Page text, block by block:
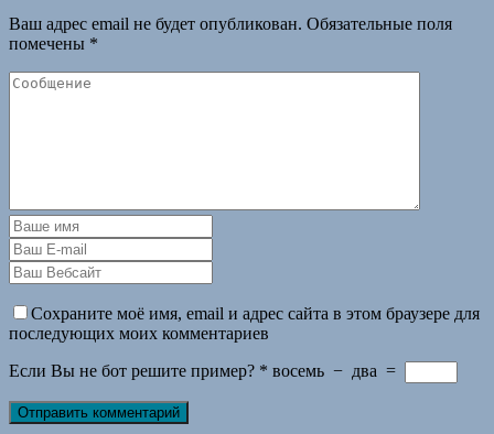
Ваш адрес email не будет опубликован. Обязательные поля
помечены *
Сохраните моё имя, email и адрес сайта в этом браузере для
последующих моих комментариев
Если Вы не бот решите пример? * восемь − два =